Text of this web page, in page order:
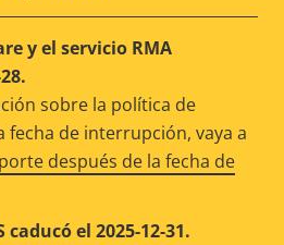
y el servicio RMA
sobre la política de
fecha de interrupción, vaya a
después de la fecha de
caducó el 2025-12-31.